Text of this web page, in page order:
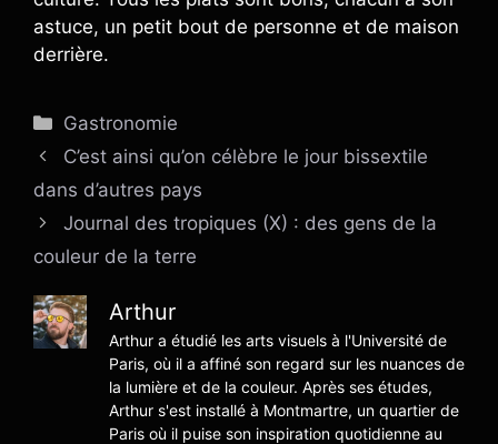
astuce, un petit bout de personne et de maison
derrière.
Catégories
Gastronomie
C’est ainsi qu’on célèbre le jour bissextile
dans d’autres pays
Journal des tropiques (X) : des gens de la
couleur de la terre
Arthur
Arthur a étudié les arts visuels à l'Université de
Paris, où il a affiné son regard sur les nuances de
la lumière et de la couleur. Après ses études,
Arthur s'est installé à Montmartre, un quartier de
Paris où il puise son inspiration quotidienne au